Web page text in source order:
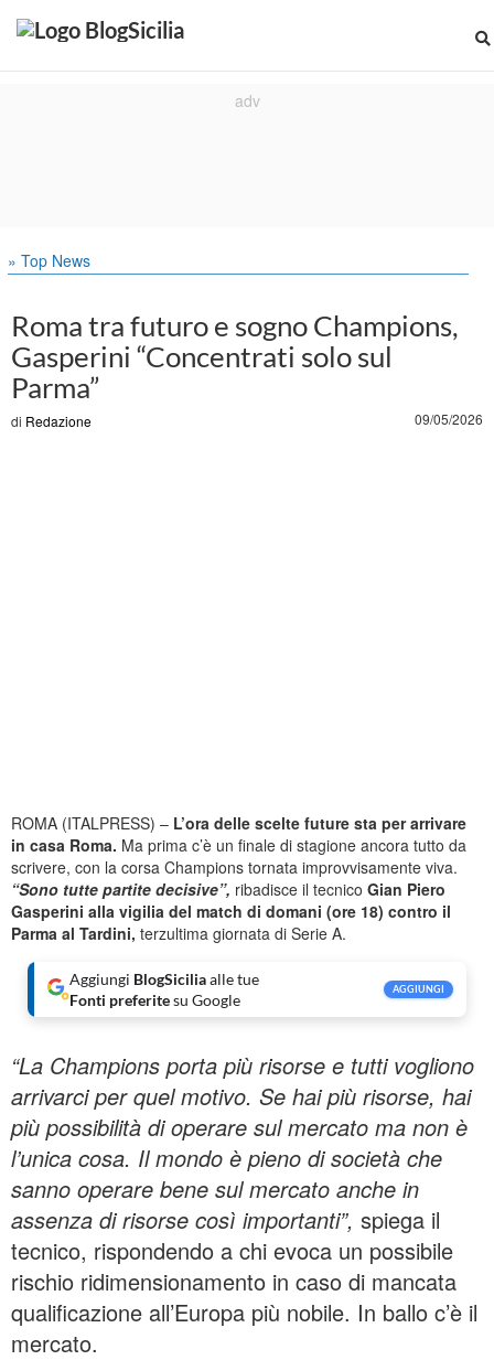
» Top News
Roma tra futuro e sogno Champions,
Gasperini “Concentrati solo sul
Parma”
di Redazione 09/05/2026
ROMA (ITALPRESS) – L’ora delle scelte future sta per arrivare
in casa Roma. Ma prima c’è un finale di stagione ancora tutto da
scrivere, con la corsa Champions tornata improvvisamente viva.
“Sono tutte partite decisive”, ribadisce il tecnico Gian Piero
Gasperini alla vigilia del match di domani (ore 18) contro il
Parma al Tardini, terzultima giornata di Serie A.
Aggiungi BlogSiciliaalle tue
Fonti preferitesu Google
AGGIUNGI
“La Champions porta più risorse e tutti vogliono
arrivarci per quel motivo. Se hai più risorse, hai
più possibilità di operare sul mercato ma non è
l’unica cosa. Il mondo è pieno di società che
sanno operare bene sul mercato anche in
assenza di risorse così importanti”, spiega il
tecnico, rispondendo a chi evoca un possibile
rischio ridimensionamento in caso di mancata
qualificazione all’Europa più nobile. In ballo c’è il
mercato.